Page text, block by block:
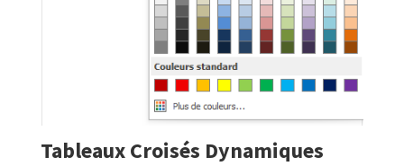
Tableaux Croisés Dynamiques